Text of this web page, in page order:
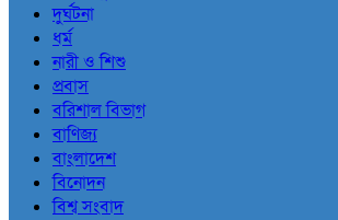
দুর্ঘটনা
ধর্ম
নারী ও শিশু
প্রবাস
বরিশাল বিভাগ
বাণিজ্য
বাংলাদেশ
বিনোদন
বিশ্ব সংবাদ